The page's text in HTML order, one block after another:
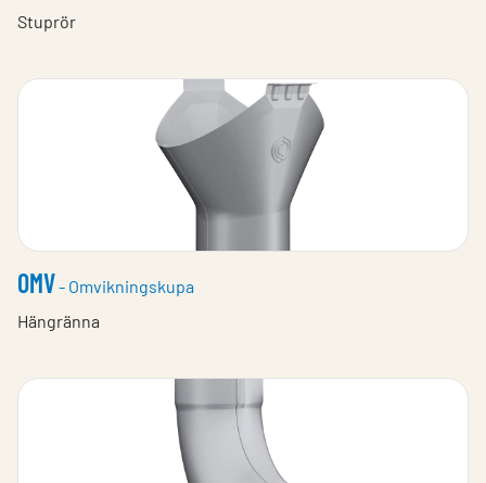
Stuprör
OMV- Omvikningskupa
Hängränna